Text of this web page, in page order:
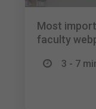
Most
faculty
3 - 7